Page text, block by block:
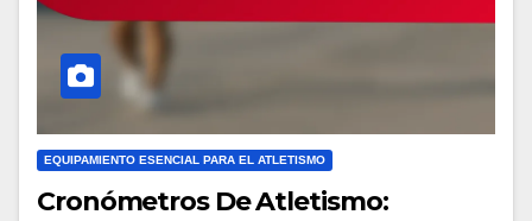
EQUIPAMIENTO ESENCIAL PARA EL ATLETISMO
Cronómetros De Atletismo: